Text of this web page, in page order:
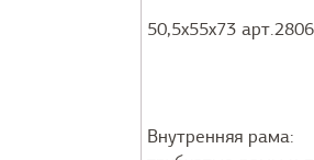
50,5x55x73
Внутренняя рама: